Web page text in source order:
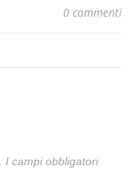
0 commenti
I campi obbligatori